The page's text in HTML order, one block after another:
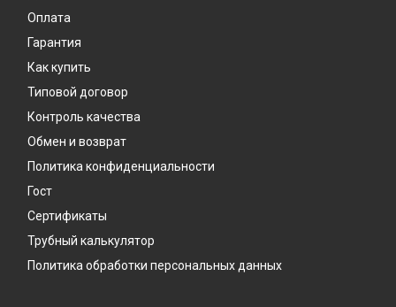
Оплата
Гарантия
Как купить
Типовой договор
Контроль качества
Обмен и возврат
Политика конфиденциальности
Гост
Сертификаты
Трубный калькулятор
Политика обработки персональных данных